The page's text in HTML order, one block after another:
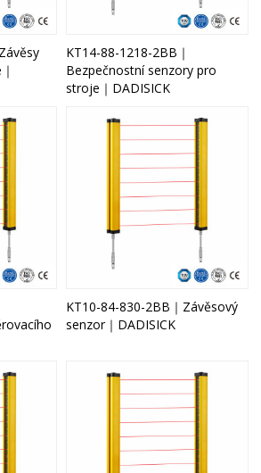
KT14-88-1218-2BB｜
Bezpečnostní senzory pro
stroje｜DADISICK
KT10-84-830-2BB｜Závěsový
senzor｜DADISICK